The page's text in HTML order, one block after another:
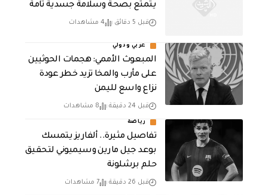
يتمتع بصحة وسلامة جسدية تامة
قبل 5 دقائق 4 مشاهدات
عربي ودولي
المبعوث الأممي: هجمات الحوثيين
على مأرب والمخا تزيد خطر عودة
نزاع واسع لليمن
قبل 24 دقيقة 8 مشاهدات
رياضة
تفاصيل مثيرة.. ألفاريز يتمسك
بوعد جيل مارين وسيميوني لتحقيق
حلم برشلونة
قبل 26 دقيقة 7 مشاهدات